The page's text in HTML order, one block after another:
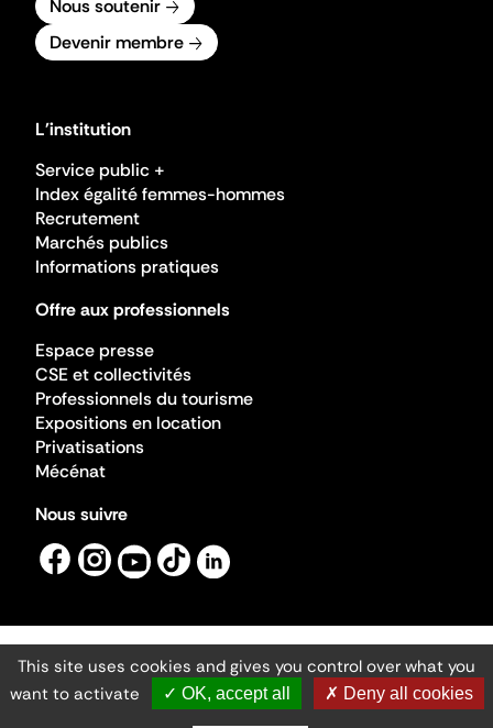
Nous soutenir
Devenir membre
L'institution
Service public +
Index égalité femmes-hommes
Recrutement
Marchés publics
Informations pratiques
Offre aux professionnels
Espace presse
CSE et collectivités
Professionnels du tourisme
Expositions en location
Privatisations
Mécénat
Nous suivre
Mentions légales
Gestion des cookies
Accessibilité numérique
Ministère de la Culture ©2026
This site uses cookies and gives you control over what you
want to activate
✓ OK, accept all ✗ Deny all cookies